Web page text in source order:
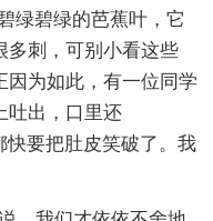
绿碧绿的芭蕉叶，它
多刺，可别小看这些
因为如此，有一位同学
吐出，口里还
快要把肚皮笑破了。我